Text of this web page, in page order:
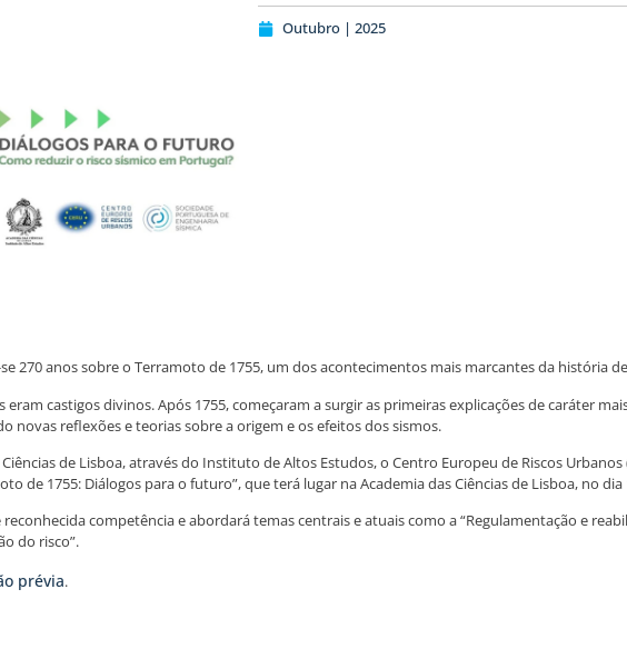
Outubro | 2025
270 anos sobre o Terramoto de 1755, um dos acontecimentos mais marcantes da história
castigos divinos. Após 1755, começaram a surgir as primeiras explicações de caráter
reflexões e teorias sobre a origem e os efeitos dos sismos.
de Lisboa, através do Instituto de Altos Estudos, o Centro Europeu de Riscos Urbanos
de 1755: Diálogos para o futuro”, que terá lugar na Academia das Ciências de Lisboa, no
competência e abordará temas centrais e atuais como a “Regulamentação e
do risco”.
prévia.